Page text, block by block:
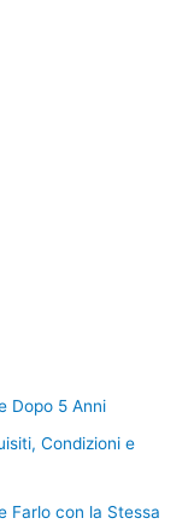
Dopo 5 Anni
Condizioni e
Farlo con la Stessa